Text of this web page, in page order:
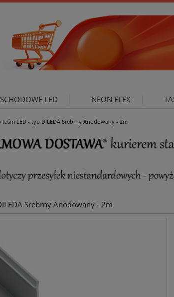
LED NEON FLEX
OŚWIETLENIE ZEWNĘTRZNE
taśm LED - typ DILEDA Srebrny Anodowany - 2m
Srebrny Anodowany - 2m